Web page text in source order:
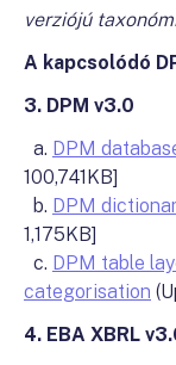
verziójú
A kapcsolódó
3. DPM v3.0
a. DPM
100,741KB]
b. DPM
1,175KB]
c. DPM table
categorisation
4. EBA XBRL